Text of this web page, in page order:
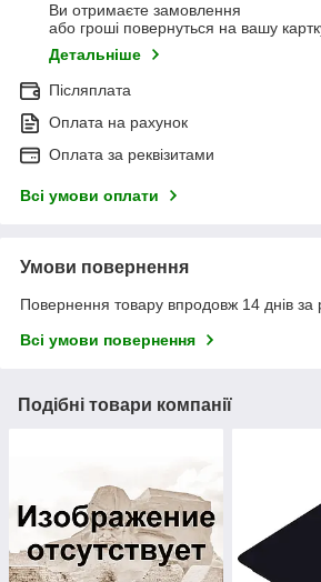
Ви отримаєте замовлення
або гроші повернуться на вашу
Детальніше
Післяплата
Оплата на рахунок
Оплата за реквізитами
Всі умови оплати
Умови повернення
Повернення товару впродовж 14 днів за
Всі умови повернення
Подібні товари компанії